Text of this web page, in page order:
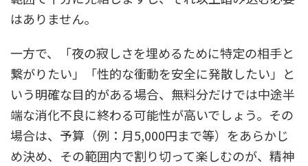
はありません。
一方で、「夜の寂しさを埋めるために特定の相手と
繋がりたい」「性的な衝動を安全に発散したい」と
いう明確な目的がある場合、無料分だけでは中途半
端な消化不良に終わる可能性が高いでしょう。その
場合は、予算（例：月5,000円まで等）をあらかじ
め決め、その範囲内で割り切って楽しむのが、精神